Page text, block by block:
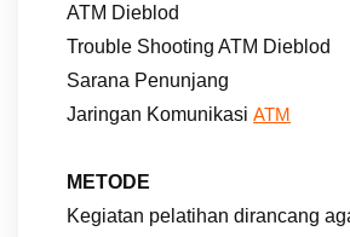
ATM Dieblod
Trouble Shooting ATM Dieblod
Sarana Penunjang
Jaringan Komunikasi ATM
METODE
Kegiatan pelatihan dirancang